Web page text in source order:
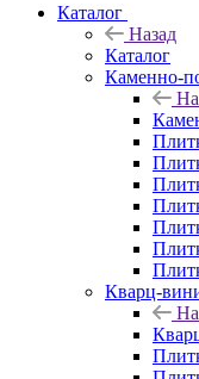
Каталог
Назад
Каталог
Каменно-
Кварц-